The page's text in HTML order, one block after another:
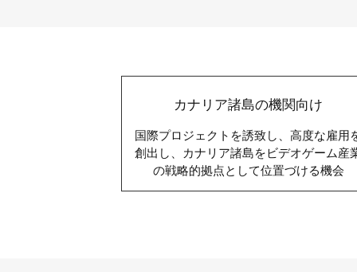
カナリア諸島の機関向け
国際プロジェクトを誘致し、高度な雇用
創出し、カナリア諸島をビデオゲーム産
の戦略的拠点として位置づける機会